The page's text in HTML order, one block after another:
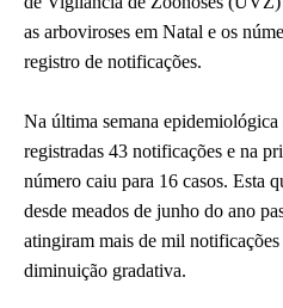
as arboviroses em Natal e os
registro de notificações.
Na última semana
registradas 43 notificações e na
número caiu para 16 casos. Esta
desde meados de junho do ano
atingiram mais de mil
diminuição gradativa.